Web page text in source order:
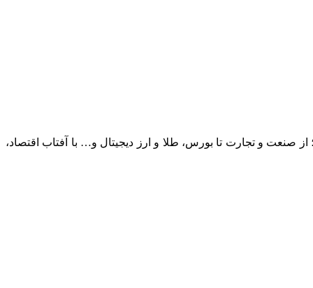
از صنعت و تجارت تا بورس، طلا و ارز دیجیتال و… با آفتاب اقتصاد،